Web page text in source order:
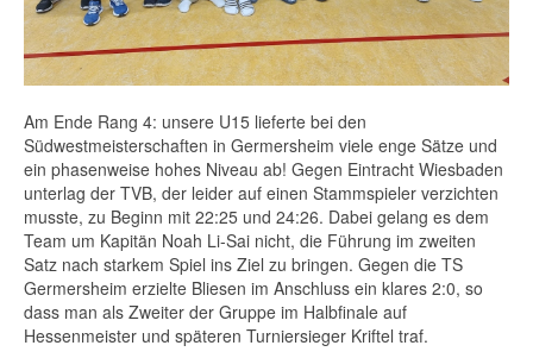
Am Ende Rang 4: unsere U15 lieferte bei den
Südwestmeisterschaften in Germersheim viele enge Sätze und
ein phasenweise hohes Niveau ab! Gegen Eintracht Wiesbaden
unterlag der TVB, der leider auf einen Stammspieler verzichten
musste, zu Beginn mit 22:25 und 24:26. Dabei gelang es dem
Team um Kapitän Noah Li-Sai nicht, die Führung im zweiten
Satz nach starkem Spiel ins Ziel zu bringen. Gegen die TS
Germersheim erzielte Bliesen im Anschluss ein klares 2:0, so
dass man als Zweiter der Gruppe im Halbfinale auf
Hessenmeister und späteren Turniersieger Kriftel traf.